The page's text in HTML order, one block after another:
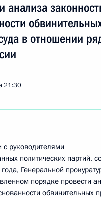
анализа
в отношении
21:30
с руководителями
политических партий,
Генеральной
порядке провести
обвинительных